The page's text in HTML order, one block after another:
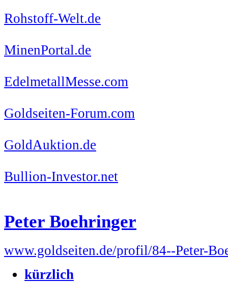
Rohstoff-Welt.de
MinenPortal.de
EdelmetallMesse.com
Goldseiten-Forum.com
GoldAuktion.de
Bullion-Investor.net
Peter Boehringer
www.goldseiten.de/profil/84--Peter-
kürzlich